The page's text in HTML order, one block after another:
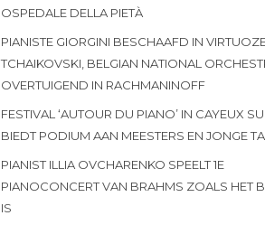
OSPEDALE DELLA PIETÀ
PIANISTE GIORGINI BESCHAAFD IN
TCHAIKOVSKI, BELGIAN NATIONAL
OVERTUIGEND IN RACHMANINOFF
FESTIVAL ‘AUTOUR DU PIANO’ IN CAYEUX
BIEDT PODIUM AAN MEESTERS EN JONGE
PIANIST ILLIA OVCHARENKO SPEELT 1E
PIANOCONCERT VAN BRAHMS ZOALS HET
IS